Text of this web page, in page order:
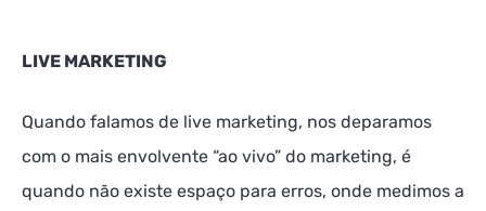
LIVE MARKETING
Quando falamos de live marketing, nos deparamos
com o mais envolvente “ao vivo” do marketing, é
quando não existe espaço para erros, onde medimos a